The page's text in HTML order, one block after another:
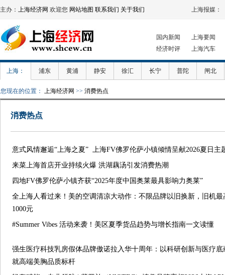
主办： 上海经济网 欢迎您 网站地图 联系我们 关于我们 上海报媒：
上海要闻
国内新闻
上海汽车
经济时评
上海： 浦东 黄浦 静安 徐汇 长宁 普陀 闸北
您现在的位置： 上海经济网 >> 消费热点
消费热点
意式风情邂逅“上海之夏” 上海FV佛罗伦萨小镇倾情呈献2026夏日主
来菜上海首店开业持续火爆 洪湖藕汤引发消费热潮
四地FV佛罗伦萨小镇齐获“2025年度中国奥莱最具影响力奥莱”
全上海人看过来！美的空调清凉大动作：不限品牌以旧换新，旧机最
1000元
#Summer Vibes 活动来袭！美区夏季货品趋势与增长指南一文读懂
强生医疗科技乳房假体品牌傲诺拉入华十周年：以科研创新与医疗底
就高端美胸品质标杆